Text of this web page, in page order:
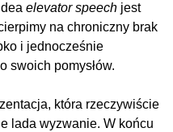
elevator speech jest
na chroniczny brak
i jednocześnie
swoich pomysłów.
która rzeczywiście
lada wyzwanie. W końcu